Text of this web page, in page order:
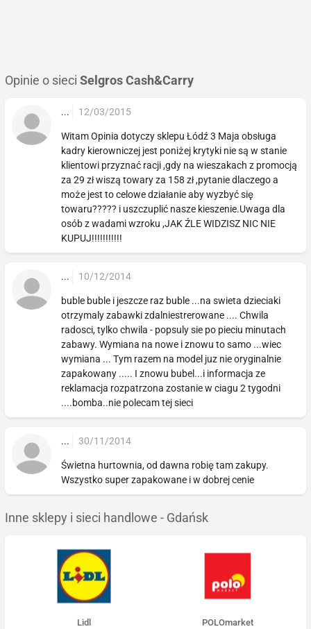
Opinie o sieci Selgros Cash&Carry
... 12/03/2015
Witam Opinia dotyczy sklepu Łódź 3 Maja obsługa
kadry kierowniczej jest poniżej krytyki nie są w stanie
klientowi przyznać racji ,gdy na wieszakach z promocją
za 29 zł wiszą towary za 158 zł ,pytanie dlaczego a
może jest to celowe działanie aby wyzbyć się
towaru????? i uszczuplić nasze kieszenie.Uwaga dla
osób z wadami wzroku ,JAK ŹLE WIDZISZ NIC NIE
KUPUJ!!!!!!!!!!!
... 10/12/2014
buble buble i jeszcze raz buble ...na swieta dzieciaki
otrzymaly zabawki zdalniestrerowane .... Chwila
radosci, tylko chwila - popsuly sie po pieciu minutach
zabawy. Wymiana na nowe i znowu to samo ...wiec
wymiana ... Tym razem na model juz nie oryginalnie
zapakowany ..... I znowu bubel...i informacja ze
reklamacja rozpatrzona zostanie w ciagu 2 tygodni
....bomba..nie polecam tej sieci
... 30/11/2014
Świetna hurtownia, od dawna robię tam zakupy.
Wszystko super zapakowane i w dobrej cenie
Inne sklepy i sieci handlowe - Gdańsk
Lidl POLOmarket